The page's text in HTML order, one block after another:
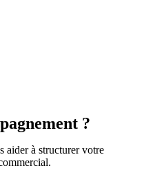
?
aider à structurer votre